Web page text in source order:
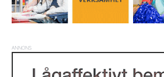
ANNONS